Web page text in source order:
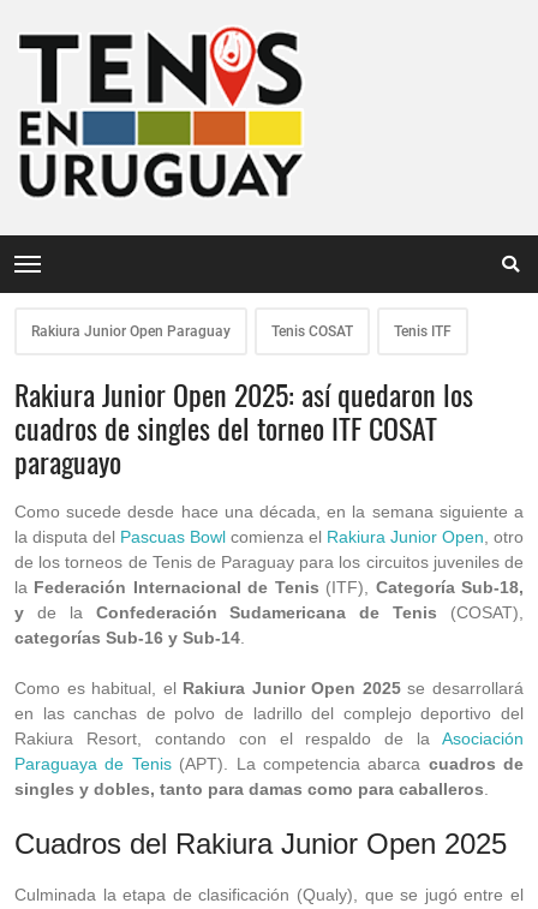
Rakiura Junior Open Paraguay Tenis COSAT Tenis ITF
Rakiura Junior Open 2025: así quedaron los
cuadros de singles del torneo ITF COSAT
paraguayo
Como sucede desde hace una década, en la semana siguiente a
la disputa del Pascuas Bowl comienza el Rakiura Junior Open , otro
de los torneos de Tenis de Paraguay para los circuitos juveniles de
la Federación Internacional de Tenis (ITF), Categoría Sub-18,
y de la Confederación Sudamericana de Tenis (COSAT),
categorías Sub-16 y Sub-14
Como es habitual, el Rakiura Junior Open 2025se desarrollará
en las canchas de polvo de ladrillo del complejo deportivo del
Rakiura Resort, contando con el respaldo de la Asociación
Paraguaya de Tenis(APT). La competencia abarca cuadros de
singles y dobles, tanto para damas como para caballeros
Cuadros del Rakiura Junior Open 2025
Culminada la etapa de clasificación (Qualy), que se jugó entre el